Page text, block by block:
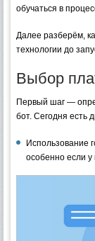
обучаться в
Далее разберём,
технологии до
Выбор
Первый шаг —
бот. Сегодня есть
Использование
особенно если у